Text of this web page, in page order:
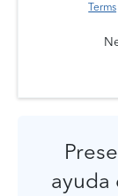
Terms
ayuda